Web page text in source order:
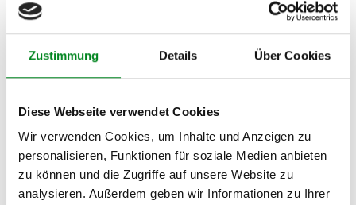
Zustimmung Details Über Cookies
Diese Webseite verwendet Cookies
Wir verwenden Cookies, um Inhalte und Anzeigen zu
personalisieren, Funktionen für soziale Medien anbieten
zu können und die Zugriffe auf unsere Website zu
analysieren. Außerdem geben wir Informationen zu Ihrer
Hersteller/EU Verantwortliche
Person
Unternehmensname:
TMC Turbolader Manufaktur Coesfeld
Adresse:
Am Wasserturm 55, Coesfeld, NRW, 48653, DE
E-Mail: